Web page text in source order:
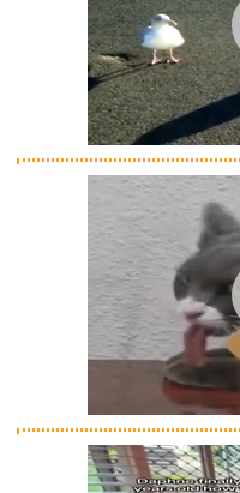
LUCHSURY
Jackson -